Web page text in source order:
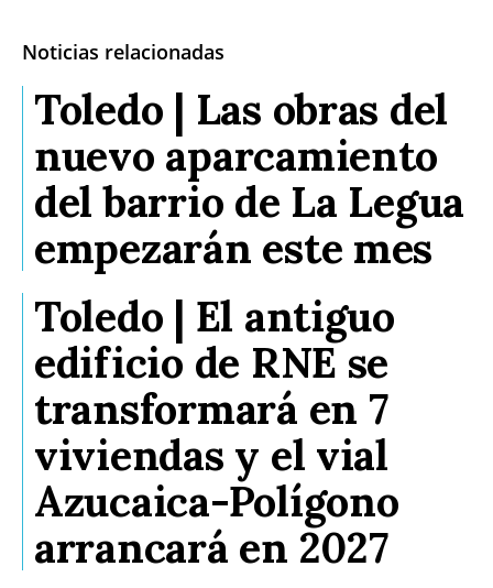
Noticias relacionadas
Toledo | Las obras del
nuevo aparcamiento
del barrio de La Legua
empezarán este mes
Toledo | El antiguo
edificio de RNE se
transformará en 7
viviendas y el vial
Azucaica-Polígono
arrancará en 2027